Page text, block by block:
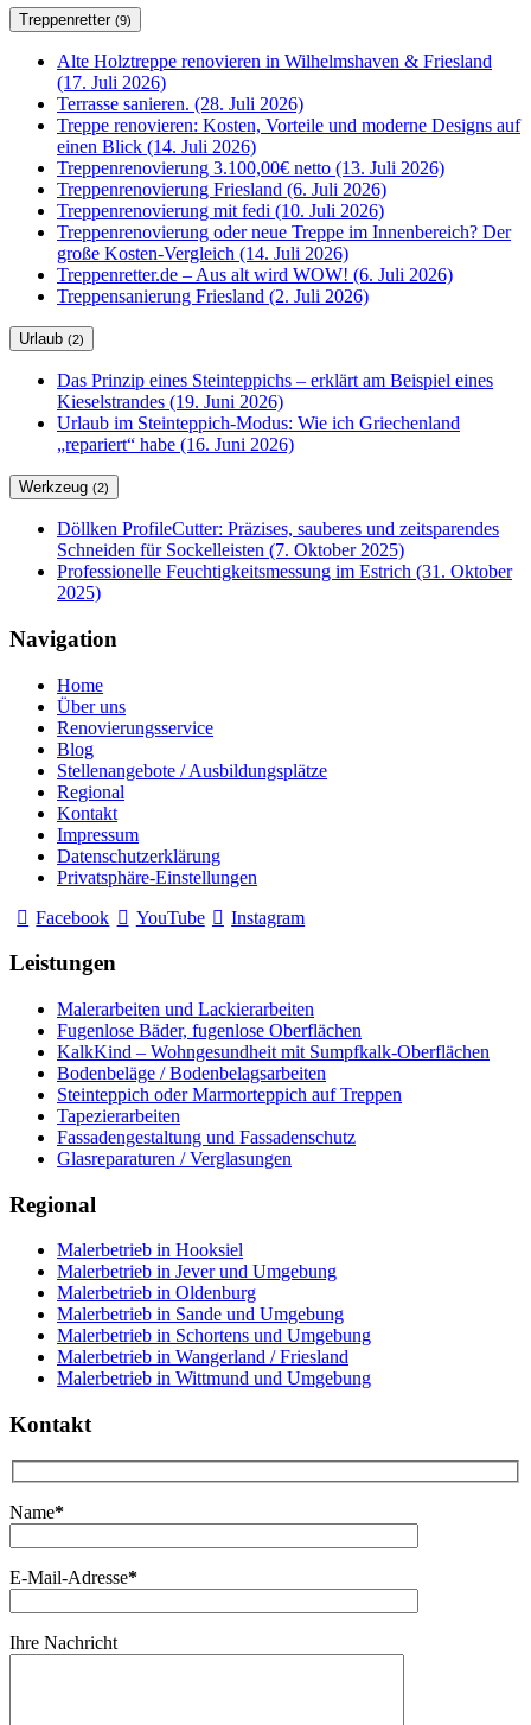
Treppenretter (9)
Alte Holztreppe renovieren in Wilhelmshaven & Friesland
(17. Juli 2026)
Terrasse sanieren. (28. Juli 2026)
Treppe renovieren: Kosten, Vorteile und moderne Designs auf
einen Blick (14. Juli 2026)
Treppenrenovierung 3.100,00€ netto (13. Juli 2026)
Treppenrenovierung Friesland (6. Juli 2026)
Treppenrenovierung mit fedi (10. Juli 2026)
Treppenrenovierung oder neue Treppe im Innenbereich? Der
große Kosten-Vergleich (14. Juli 2026)
Treppenretter.de – Aus alt wird WOW! (6. Juli 2026)
Treppensanierung Friesland (2. Juli 2026)
Urlaub (2)
Das Prinzip eines Steinteppichs – erklärt am Beispiel eines
Kieselstrandes (19. Juni 2026)
Urlaub im Steinteppich-Modus: Wie ich Griechenland
„repariert“ habe (16. Juni 2026)
Werkzeug (2)
Döllken ProfileCutter: Präzises, sauberes und zeitsparendes
Schneiden für Sockelleisten (7. Oktober 2025)
Professionelle Feuchtigkeitsmessung im Estrich (31. Oktober
2025)
Navigation
Home
Über uns
Renovierungsservice
Blog
Stellenangebote / Ausbildungsplätze
Regional
Kontakt
Impressum
Datenschutzerklärung
Privatsphäre-Einstellungen
Facebook
YouTube Instagram
Leistungen
Malerarbeiten und Lackierarbeiten
Fugenlose Bäder, fugenlose Oberflächen
KalkKind – Wohngesundheit mit Sumpfkalk-Oberflächen
Bodenbeläge / Bodenbelagsarbeiten
Steinteppich oder Marmorteppich auf Treppen
Tapezierarbeiten
Fassadengestaltung und Fassadenschutz
Glasreparaturen / Verglasungen
Regional
Malerbetrieb in Hooksiel
Malerbetrieb in Jever und Umgebung
Malerbetrieb in Oldenburg
Malerbetrieb in Sande und Umgebung
Malerbetrieb in Schortens und Umgebung
Malerbetrieb in Wangerland / Friesland
Malerbetrieb in Wittmund und Umgebung
Kontakt
Name*
E-Mail-Adresse*
Ihre Nachricht